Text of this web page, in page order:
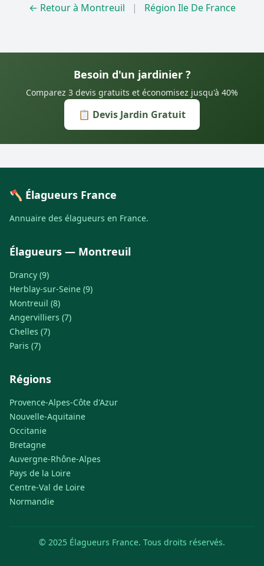
← Retour à Montreuil | Région Ile De France
Besoin d'un jardinier ?
Comparez 3 devis gratuits et économisez jusqu'à 40%
📋 Devis Jardin Gratuit
🪓 Élagueurs France
Annuaire des élagueurs en France.
Élagueurs — Montreuil
Drancy (9)
Herblay-sur-Seine (9)
Montreuil (8)
Angervilliers (7)
Chelles (7)
Paris (7)
Régions
Provence-Alpes-Côte d'Azur
Nouvelle-Aquitaine
Occitanie
Bretagne
Auvergne-Rhône-Alpes
Pays de la Loire
Centre-Val de Loire
Normandie
© 2025 Élagueurs France. Tous droits réservés.